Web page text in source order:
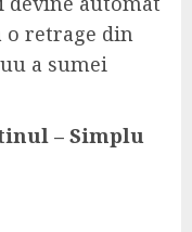
o retrage din
a sumei
– Simplu